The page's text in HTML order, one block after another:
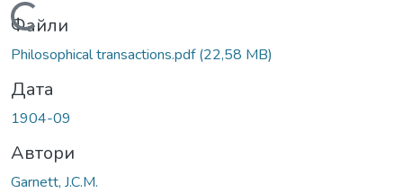
Вантажиться...
Файли
Philosophical transactions.pdf(22,58 MB)
Дата
1904-09
Автори
Garnett, J.C.M.